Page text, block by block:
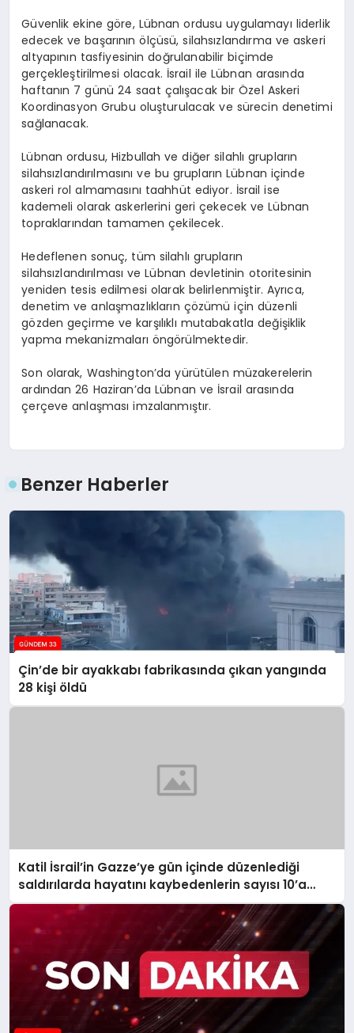
Güvenlik ekine göre, Lübnan ordusu uygulamayı liderlik
edecek ve başarının ölçüsü, silahsızlandırma ve askeri
altyapının tasfiyesinin doğrulanabilir biçimde
gerçekleştirilmesi olacak. İsrail ile Lübnan arasında
haftanın 7 günü 24 saat çalışacak bir Özel Askeri
Koordinasyon Grubu oluşturulacak ve sürecin denetimi
sağlanacak.
Lübnan ordusu, Hizbullah ve diğer silahlı grupların
silahsızlandırılmasını ve bu grupların Lübnan içinde
askeri rol almamasını taahhüt ediyor. İsrail ise
kademeli olarak askerlerini geri çekecek ve Lübnan
topraklarından tamamen çekilecek.
Hedeflenen sonuç, tüm silahlı grupların
silahsızlandırılması ve Lübnan devletinin otoritesinin
yeniden tesis edilmesi olarak belirlenmiştir. Ayrıca,
denetim ve anlaşmazlıkların çözümü için düzenli
gözden geçirme ve karşılıklı mutabakatla değişiklik
yapma mekanizmaları öngörülmektedir.
Son olarak, Washington’da yürütülen müzakerelerin
ardından 26 Haziran’da Lübnan ve İsrail arasında
çerçeve anlaşması imzalanmıştır.
Benzer Haberler
Çin’de bir ayakkabı fabrikasında çıkan yangında
28 kişi öldü
Katil İsrail’in Gazze’ye gün içinde düzenlediği
saldırılarda hayatını kaybedenlerin sayısı 10’a
yükseldi